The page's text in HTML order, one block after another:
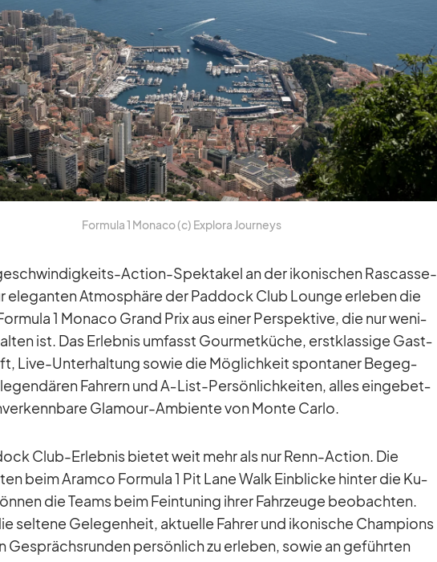
For­mula 1 Mo­naco (c) Ex­plora Jour­neys
Ac­tion-Spek­ta­kel an der iko­ni­schen Ras­casse-
ele­gan­ten At­mo­sphäre der Pad­dock Club Lounge er­le­ben die
1 Mo­naco Grand Prix aus ei­ner Per­spek­tive, die nur we­ni­
ist. Das Er­leb­nis um­fasst Gour­met­kü­che, erst­klas­sige Gast­
Live-Un­ter­hal­tung so­wie die Mög­lich­keit spon­ta­ner Be­geg­
Fah­rern und A‑­List-Per­sön­lich­kei­ten, al­les ein­ge­bet­
Gla­mour-Am­bi­ente von Monte Carlo.
Club-Er­leb­nis bie­tet weit mehr als nur Renn-Ac­tion. Die
beim Aramco For­mula 1 Pit Lane Walk Ein­bli­cke hin­ter die Ku­
die Teams beim Fein­tu­ning ih­rer Fahr­zeuge be­ob­ach­ten.
sel­tene Ge­le­gen­heit, ak­tu­elle Fah­rer und iko­ni­sche Cham­pi­ons
Ge­sprächs­run­den per­sön­lich zu er­le­ben, so­wie an ge­führ­ten